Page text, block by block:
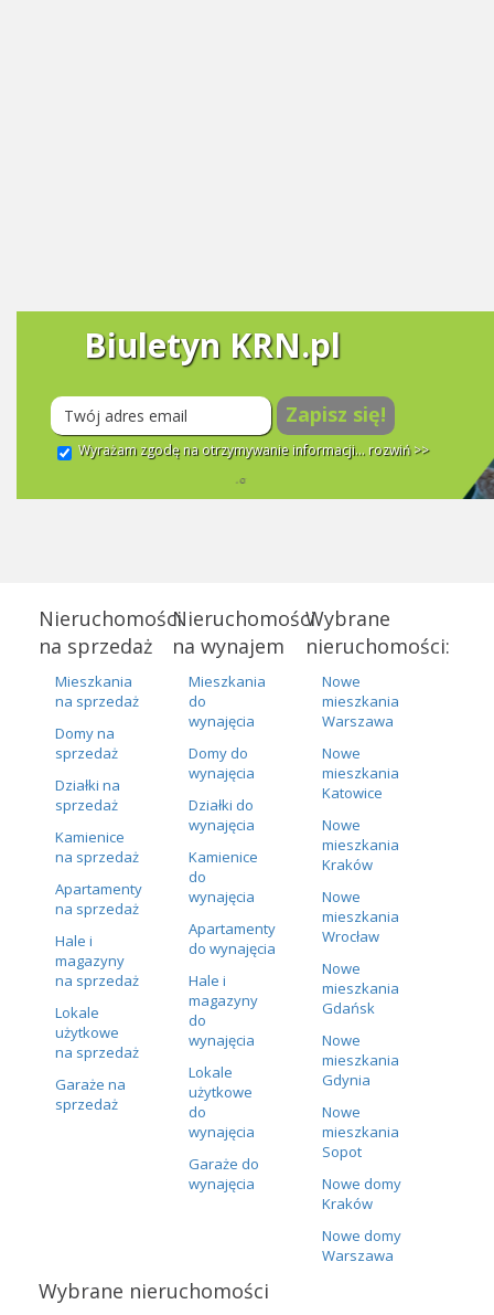
Biuletyn KRN.pl
Zapisz się!
Wyrażam zgodę na otrzymywanie informacji... rozwiń >>
Nieruchomości
na sprzedaż
Mieszkania
na sprzedaż
Domy na
sprzedaż
Działki na
sprzedaż
Kamienice
na sprzedaż
Apartamenty
na sprzedaż
Hale i
magazyny
na sprzedaż
Lokale
użytkowe
na sprzedaż
Garaże na
sprzedaż
Nieruchomości
na wynajem
Mieszkania
do
wynajęcia
Domy do
wynajęcia
Działki do
wynajęcia
Kamienice
do
wynajęcia
Apartamenty
do wynajęcia
Hale i
magazyny
do
wynajęcia
Lokale
użytkowe
do
wynajęcia
Garaże do
wynajęcia
Wybrane
nieruchomości:
Nowe
mieszkania
Warszawa
Nowe
mieszkania
Katowice
Nowe
mieszkania
Kraków
Nowe
mieszkania
Wrocław
Nowe
mieszkania
Gdańsk
Nowe
mieszkania
Gdynia
Nowe
mieszkania
Sopot
Nowe domy
Kraków
Nowe domy
Warszawa
Wybrane nieruchomości